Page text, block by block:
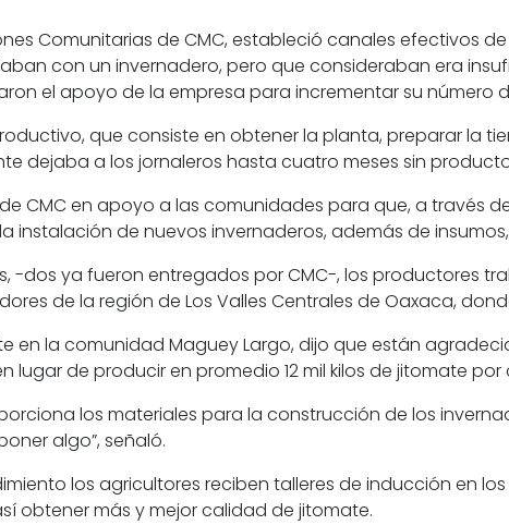
Comunitarias de CMC, estableció canales efectivos
con un invernadero, pero que consideraban era
el apoyo de la empresa para incrementar su número
que consiste en obtener la planta, preparar la
dejaba a los jornaleros hasta cuatro meses sin
CMC en apoyo a las comunidades para que, a través
instalación de nuevos invernaderos, además de
-dos ya fueron entregados por CMC-, los productores
de la región de Los Valles Centrales de Oaxaca,
en la comunidad Maguey Largo, dijo que están
lugar de producir en promedio 12 mil kilos de jitomate
los materiales para la construcción de los
algo”, señaló.
los agricultores reciben talleres de inducción en
obtener más y mejor calidad de jitomate.